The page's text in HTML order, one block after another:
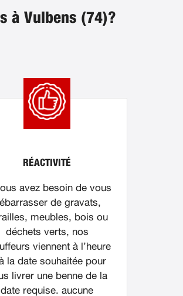
à Vulbens (74)?
RÉACTIVITÉ
avez besoin de vous
de gravats,
meubles, bois ou
déchets verts, nos
viennent à l’heure
la date souhaitée pour
livrer une benne de la
date requise. aucune